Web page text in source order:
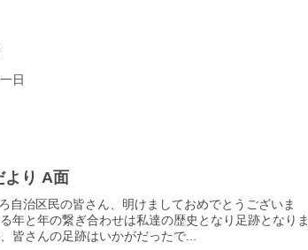
日
より A面
治区民の皆さん、明けましておめでとうございま
年と年の繋ぎ合わせは私達の歴史となり足跡となりま
皆さんの足跡はいかがだったで...